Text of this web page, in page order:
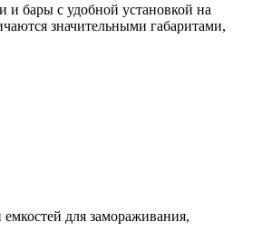
и бары с удобной установкой на
значительными габаритами,
для замораживания,